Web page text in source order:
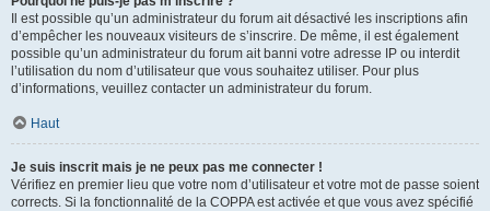
Il est possible qu’un administrateur du forum ait désactivé les inscriptions afin
d’empêcher les nouveaux visiteurs de s’inscrire. De même, il est également
possible qu’un administrateur du forum ait banni votre adresse IP ou interdit
l’utilisation du nom d’utilisateur que vous souhaitez utiliser. Pour plus
d’informations, veuillez contacter un administrateur du forum.
Haut
Je suis inscrit mais je ne peux pas me connecter !
Vérifiez en premier lieu que votre nom d’utilisateur et votre mot de passe soient
corrects. Si la fonctionnalité de la COPPA est activée et que vous avez spécifié